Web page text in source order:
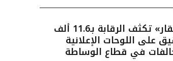
«هيئة العقار» تكثف الرقابة بـ11.6 ألف
على اللوحات الإعلانية
في قطاع الوساطة